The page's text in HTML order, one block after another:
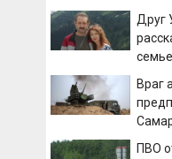
Друг
Враг
ПВО